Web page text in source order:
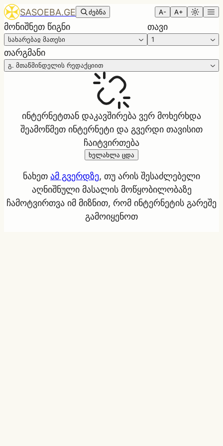
SASOEBA.GE ძებნა A- A+
მონიშნეთ წიგნი
სახარებაჲ მათესი
თავი
1
თარგმანი
გ. მთაწმინდელის რედაქციით
ინტერნეტთან დაკავშირება ვერ მოხერხდა
შეამოწმეთ ინტერნეტი და გვერდი თავისით
ჩაიტვირთება
ხელახლა ცდა
ნახეთ ამ გვერდზე, თუ არის შესაძლებელი
აღნიშნული მასალის მოწყობილობაზე
ჩამოტვირთვა იმ მიზნით, რომ ინტერნეტის გარეშე
გამოიყენოთ